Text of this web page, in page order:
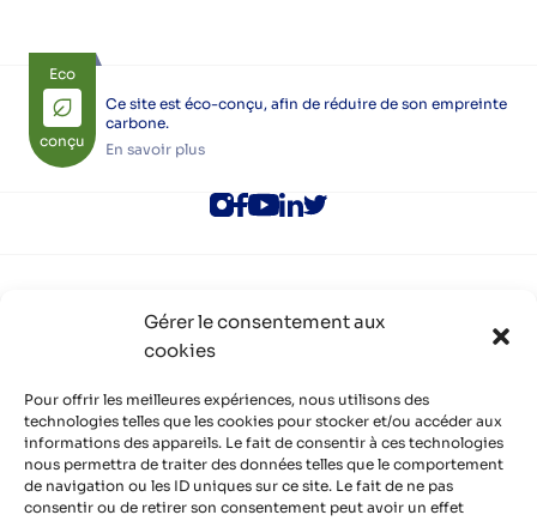
Gérer le consentement aux
cookies
Pour offrir les meilleures expériences, nous utilisons des
technologies telles que les cookies pour stocker et/ou accéder aux
informations des appareils. Le fait de consentir à ces technologies
nous permettra de traiter des données telles que le comportement
de navigation ou les ID uniques sur ce site. Le fait de ne pas
consentir ou de retirer son consentement peut avoir un effet
Eco
conçu
Ce site est éco-conçu, afin de réduire de son empreinte
carbone.
En savoir plus
Rejoindre l’ALEC Lyon
Adhérer à l’ALEC Lyon
Politique de cookies (UE)
Partenaires
Découvrir nos partenaires, réseaux, soutiens
Infos pratiques
Mentions légales